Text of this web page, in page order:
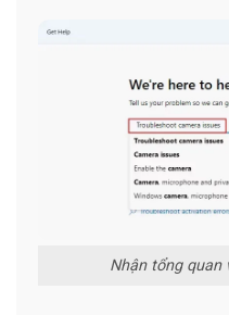
Nhận tổng quan